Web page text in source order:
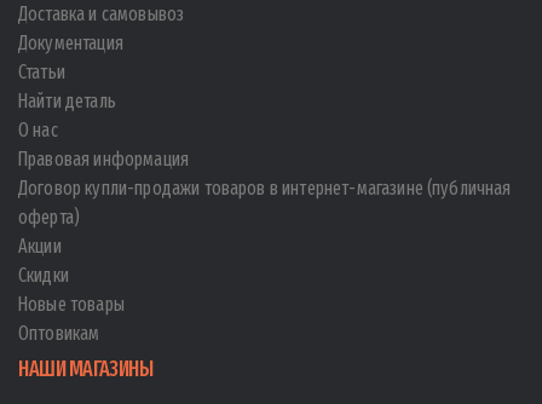
Доставка и самовывоз
Документация
Статьи
Найти деталь
О нас
Правовая информация
Договор купли-продажи товаров в интернет-магазине (публичная
оферта)
Акции
Скидки
Новые товары
Оптовикам
НАШИ МАГАЗИНЫ